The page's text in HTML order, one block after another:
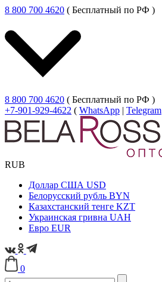
8 800 700 4620 ( Бесплатный по РФ )
8 800 700 4620 ( Бесплатный по РФ )
+7-901-929-4622 ( WhatsApp | Telegram
RUB
Доллар США USD
Белорусский рубль BYN
Казахстанский тенге KZT
Украинская гривна UAH
Евро EUR
0